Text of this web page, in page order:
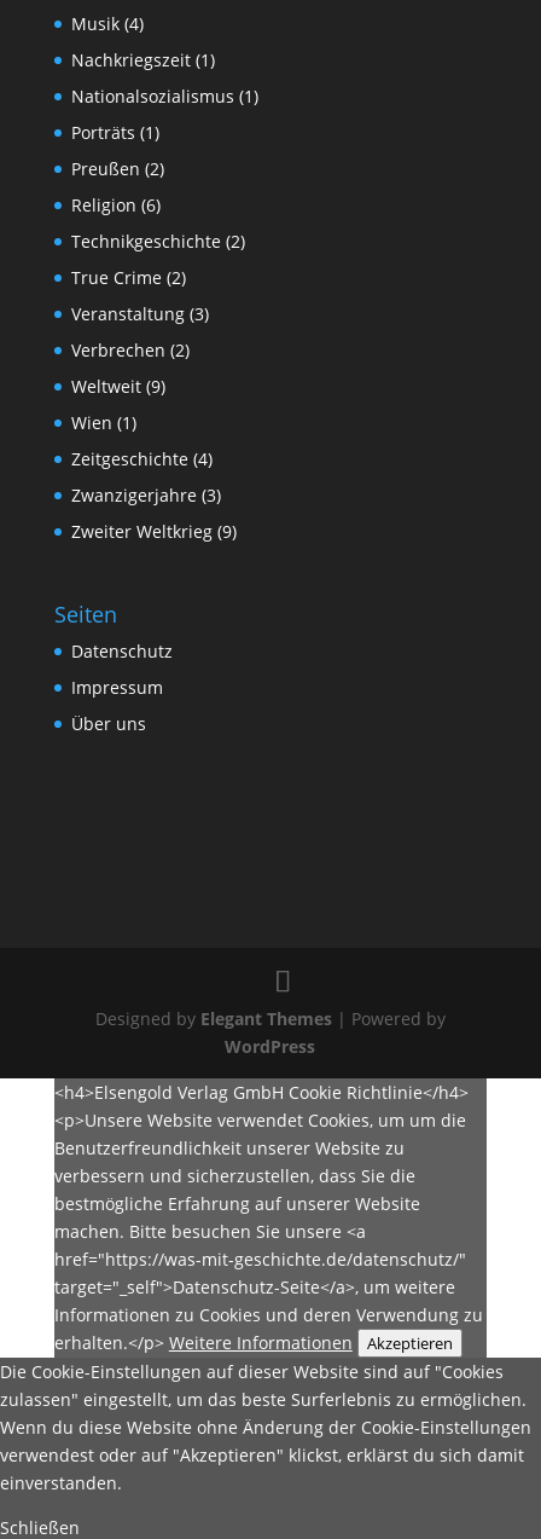
Musik(4)
Nachkriegszeit(1)
Nationalsozialismus (1)
Porträts (1)
Preußen (2)
Religion (6)
Technikgeschichte(2)
True Crime(2)
Veranstaltung(3)
Verbrechen (2)
Weltweit(9)
Wien (1)
Zeitgeschichte(4)
Zwanzigerjahre(3)
Zweiter Weltkrieg(9)
Seiten
Datenschutz
Impressum
Über uns
Designed by Elegant Themes| Powered by
WordPress
<h4>Elsengold Verlag GmbH Cookie Richtlinie</h4>
<p>Unsere Website verwendet Cookies, um um die
Benutzerfreundlichkeit unserer Website zu
verbessern und sicherzustellen, dass Sie die
bestmögliche Erfahrung auf unserer Website
machen. Bitte besuchen Sie unsere <a
href="https://was-mit-geschichte.de/datenschutz/"
target="_self">Datenschutz-Seite</a>, um weitere
Informationen zu Cookies und deren Verwendung zu
erhalten.</p> Weitere Informationen Akzeptieren
Die Cookie-Einstellungen auf dieser Website sind auf "Cookies
zulassen" eingestellt, um das beste Surferlebnis zu ermöglichen.
Wenn du diese Website ohne Änderung der Cookie-Einstellungen
verwendest oder auf "Akzeptieren" klickst, erklärst du sich damit
einverstanden.
Schließen